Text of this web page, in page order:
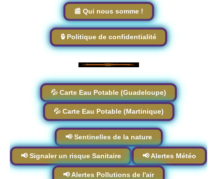
📰 Qui nous somme !
🔒 Politique de confidentialité
💦 Carte Eau Potable (Guadeloupe)
💦 Carte Eau Potable (Martinique)
📢 Sentinelles de la nature
📢 Signaler un risque Sanitaire 📢 Alertes Météo
📢 Alertes Pollutions de l'air